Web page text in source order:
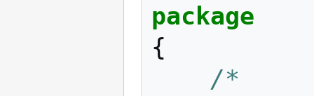
package
{
/*